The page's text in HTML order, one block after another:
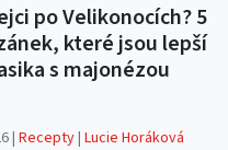
po Velikonocích? 5
které jsou lepší
s majonézou
|Recepty|Lucie Horáková